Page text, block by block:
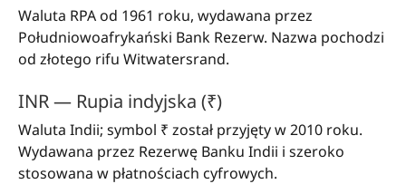
Waluta RPA od 1961 roku, wydawana przez
Południowoafrykański Bank Rezerw. Nazwa pochodzi
od złotego rifu Witwatersrand.
INR — Rupia indyjska (₹)
Waluta Indii; symbol ₹ został przyjęty w 2010 roku.
Wydawana przez Rezerwę Banku Indii i szeroko
stosowana w płatnościach cyfrowych.